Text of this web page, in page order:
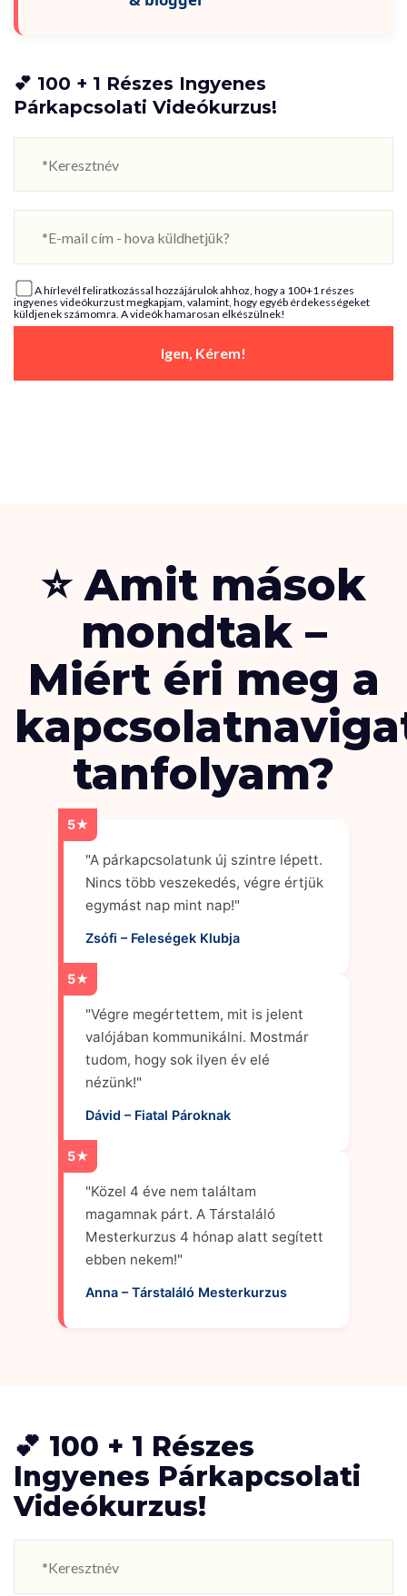
💕 100 + 1 Részes Ingyenes
Párkapcsolati Videókurzus!
A hírlevél feliratkozással hozzájárulok ahhoz, hogy a 100+1 részes
ingyenes videókurzust megkapjam, valamint, hogy egyéb érdekességeket
küldjenek számomra. A videók hamarosan elkészülnek!
Igen, Kérem!
⭐ Amit mások
mondtak –
Miért éri meg a
tanfolyam?
5★
"A párkapcsolatunk új szintre lépett.
Nincs több veszekedés, végre értjük
egymást nap mint nap!"
Zsófi – Feleségek Klubja
5★
"Végre megértettem, mit is jelent
valójában kommunikálni. Mostmár
tudom, hogy sok ilyen év elé
nézünk!"
Dávid – Fiatal Pároknak
5★
"Közel 4 éve nem találtam
magamnak párt. A Társtaláló
Mesterkurzus 4 hónap alatt segített
ebben nekem!"
Anna – Társtaláló Mesterkurzus
💕 100 + 1 Részes
Ingyenes Párkapcsolati
Videókurzus!